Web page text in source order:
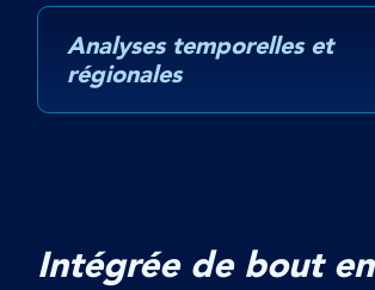
Analyses temporelles et
régionales
Intégrée de bout